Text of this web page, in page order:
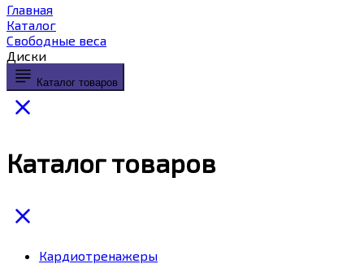
Главная
Каталог
Свободные веса
Диски
Каталог товаров
Каталог товаров
Кардиотренажеры